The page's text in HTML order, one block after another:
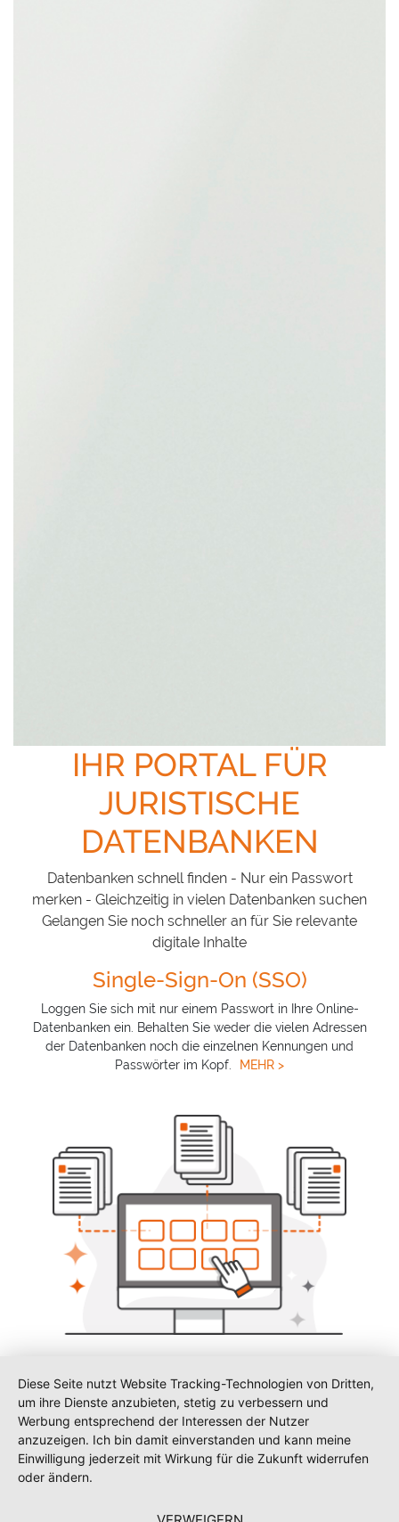
IHR PORTAL FÜR
JURISTISCHE
DATENBANKEN
Datenbanken schnell finden - Nur ein Passwort
merken - Gleichzeitig in vielen Datenbanken suchen
Gelangen Sie noch schneller an für Sie relevante
digitale Inhalte
Single-Sign-On (SSO)
Loggen Sie sich mit nur einem Passwort in Ihre Online-
Datenbanken ein. Behalten Sie weder die vielen Adressen
der Datenbanken noch die einzelnen Kennungen und
Passwörter im Kopf.
MEHR >
Linksammlung
Speichern Sie alle wichtigen Internetseiten in Ihrer eigenen
Sammlung. Geben Sie der Sammlung Ihre eigene Struktur
und rufen Sie die Seiten mit nur einem Mausklick auf.
MEHR >
Diese Seite nutzt Website Tracking-Technologien von Dritten,
um ihre Dienste anzubieten, stetig zu verbessern und
Werbung entsprechend der Interessen der Nutzer
anzuzeigen. Ich bin damit einverstanden und kann meine
Einwilligung jederzeit mit Wirkung für die Zukunft widerrufen
oder ändern.